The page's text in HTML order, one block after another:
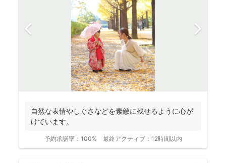
自然な表情やしぐさなどを素敵に残せるように心が
けています。
予約承諾率： 100% 最終アクティブ： 12時間以内